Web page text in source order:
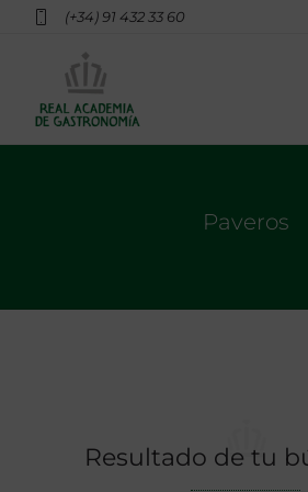
(+34) 91 432 33 60
Paveros
Resultado de tu